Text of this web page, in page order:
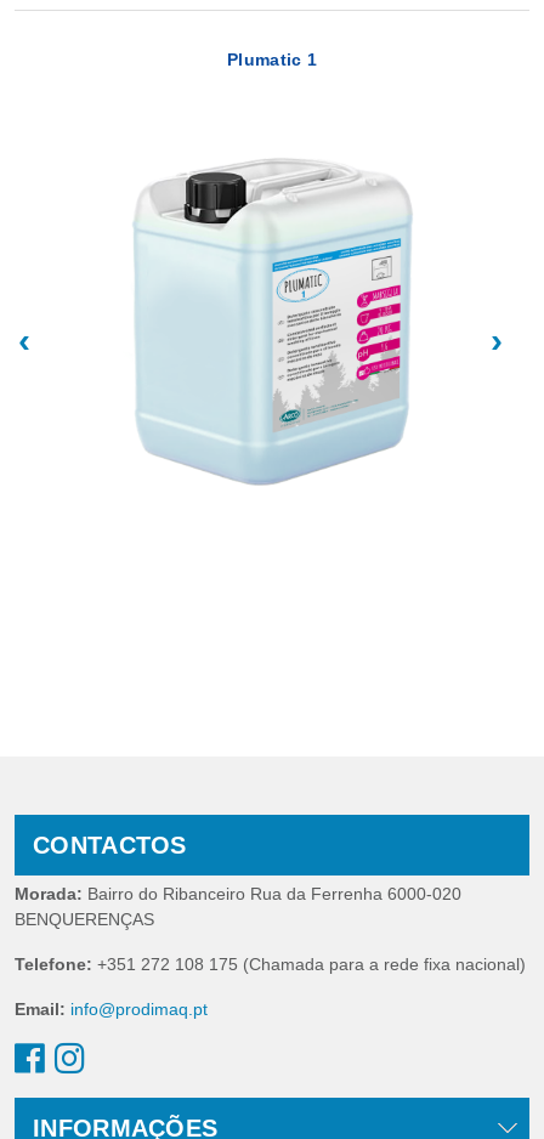
Plumatic 1
‹ ›
CONTACTOS
Morada: Bairro do Ribanceiro Rua da Ferrenha 6000-020
BENQUERENÇAS
Telefone: +351 272 108 175 (Chamada para a rede fixa nacional)
Email: info@prodimaq.pt
INFORMAÇÕES